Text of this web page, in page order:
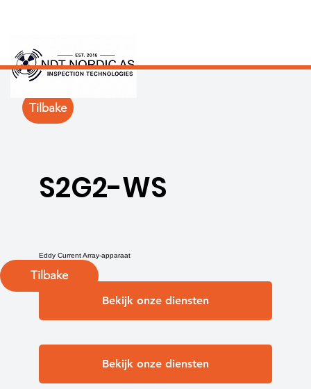
Tilbake
S2G2-WS
Eddy Current Array-apparaat
Bekijk onze diensten
Bekijk onze diensten
Tilbake